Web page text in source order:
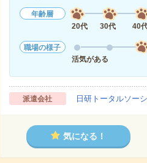
年齢層
20代
30代 40
職場の様子
活気がある
派遣会社 日研トータルソー
気になる！